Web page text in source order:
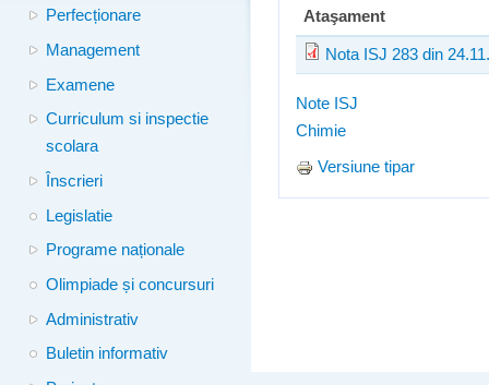
Perfecționare
Management
Examene
Curriculum si inspectie
scolara
Înscrieri
Legislatie
Programe naționale
Olimpiade și concursuri
Administrativ
Buletin informativ
Ataşament
Nota ISJ 283 din
Note ISJ
Chimie
Versiune tipar